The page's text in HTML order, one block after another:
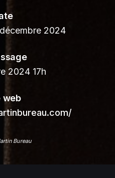
2024
2024 17h
web
Bureau